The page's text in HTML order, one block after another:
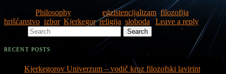
Philosophy egzistencijalizam ,filozofija
hrišćanstvo izbor, Kjerkegor,religija sloboda
Leave a reply
RECENT POSTS
Kjerkegorov Univerzum – vodič kroz filozofski lavirint